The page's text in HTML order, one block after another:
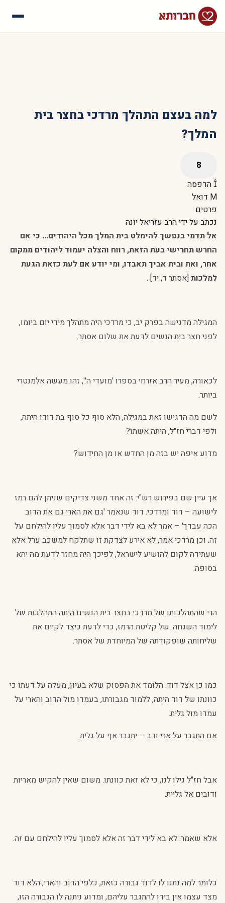
למה בעצם התהלך מרדכי בחצר בית
המלך?
הדפסה
דואל
פרטים
נכתב על ידיהרב עזריאל יונה
אל תדמי בנפשך להימלט בית המלך מכל היהודים... כי אם
החרש תחרישי בעת הזאת, רווח והצלה יעמוד ליהודים ממקום
אחר, ואת ובית אביך תאבדו, ומי יודע אם לעת כזאת הגעת
למלכות [אסתר ד, יד] .
המגילה מדגישה בפרק יב, כי מרדכי היה מתהלך מידי יום ביומו,
לפני חצר בית הנשים לדעת את שלום אסתר.
לכאורה, מעיר הרב אזרחי בספרו 'מועדי ה'', זהו מעשה אלמנטרי
ביותר.
לשם מה הדגישו זאת במגילה, הלא סוף כל סוף בת דודו היתה,
ולפי דברי חז"ל, היתה אשתו?
מדוע איפה יש בזה מן החדש או מן החידוש?
אך עיין שם בפירוש רש"י: זה אחד משני צדיקים שניתן להם רמז
לישועה – דוד ומרדכי. דוד שנאמר 'גם את הארי גם את הדוב
הכה עבדך' – אמר לא בא לידי דבר אלא לסמוך עליו להילחם על
זה. וכן מרדכי אמר, לא אירע לצדקת זו שתלקח למשכב ערל אלא
שעתידה לקום להושיע לישראל, לפיכך היה מחזר לדעת מה יהא
בסופה.
הרי שהתהלכותו של מרדכי בחצר בית הנשים היתה התהלכות של
לימוד השגחה. של קליטת הרמז, כדי לדעת כיצד לקיים את
שליחותה שופקודתה של המיוחדת של אסתר.
כמו כן אצל דוד. הלומד את הפסוק שלא בעיון, מעלה על דעתו כי
כוונתו של דוד היתה, ללמוד מגבורתו, בעמדו מול הדוב והארי על
עמדו מול גלית.
אם התגבר על ארי ודב – יתגבר אף על גלית.
אבל חז"ל גילו לנו, כי לא זאת כוונתו. משום שאין להקיש מאריות
ודובים אל גליית.
אלא שאמר: לא בא לידי דבר זה אלא לסמוך עליו להילחם עם זה.
כלומר למה נתנו לו לדוד גבורה כזאת, כלפי הדוב והארי, הלא דוד
מצד עצמו אין בידו להתגבר עליהם, ומדוע ניתנה לו הגבורה הזו,